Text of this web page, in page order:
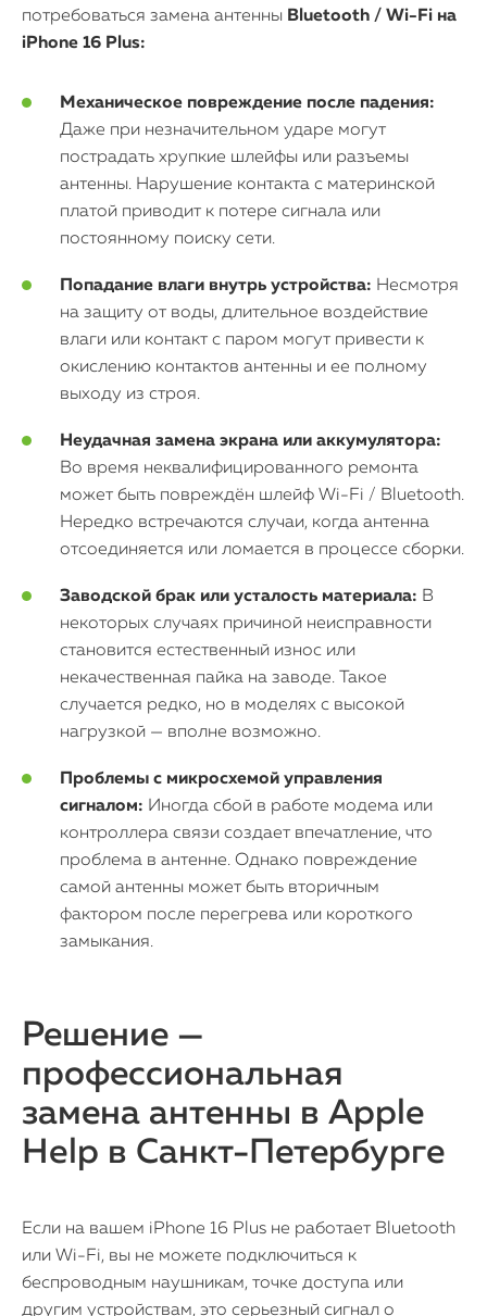
потребоваться замена антенны Bluetooth / Wi-Fi на
iPhone 16 Plus:
Механическое повреждение после падения:
Даже при незначительном ударе могут
пострадать хрупкие шлейфы или разъемы
антенны. Нарушение контакта с материнской
платой приводит к потере сигнала или
постоянному поиску сети.
Попадание влаги внутрь устройства: Несмотря
на защиту от воды, длительное воздействие
влаги или контакт с паром могут привести к
окислению контактов антенны и ее полному
выходу из строя.
Неудачная замена экрана или аккумулятора:
Во время неквалифицированного ремонта
может быть повреждён шлейф Wi-Fi / Bluetooth.
Нередко встречаются случаи, когда антенна
отсоединяется или ломается в процессе сборки.
Заводской брак или усталость материала: В
некоторых случаях причиной неисправности
становится естественный износ или
некачественная пайка на заводе. Такое
случается редко, но в моделях с высокой
нагрузкой — вполне возможно.
Проблемы с микросхемой управления
сигналом: Иногда сбой в работе модема или
контроллера связи создает впечатление, что
проблема в антенне. Однако повреждение
самой антенны может быть вторичным
фактором после перегрева или короткого
замыкания.
Решение —
профессиональная
замена антенны в Apple
Help в Санкт-Петербурге
Если на вашем iPhone 16 Plus не работает Bluetooth
или Wi-Fi, вы не можете подключиться к
беспроводным наушникам, точке доступа или
другим устройствам, это серьезный сигнал о